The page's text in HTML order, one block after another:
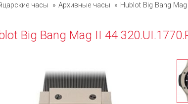
часы Архивные часы Hublot Big Bang Mag
Big Bang Mag II 44